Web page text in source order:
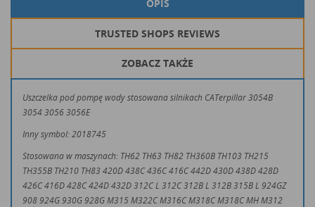
OPIS
TRUSTED SHOPS REVIEWS
ZOBACZ TAKŻE
Uszczelka pod pompę wody stosowana silnikach CATerpillar3054B
3054 3056 3056E
Inny symbol: 2018745
Stosowana w maszynach: TH62 TH63 TH82 TH360B TH103 TH215
TH355B TH210 TH83 420D 438C 436C 416C 442D 430D 438D 428D
426C 416D 428C 424D 432D312C L 312C 312B L 312B 315B L 924GZ
908 924G 930G 928GM315 M322C M316C M318C M318C MH M312